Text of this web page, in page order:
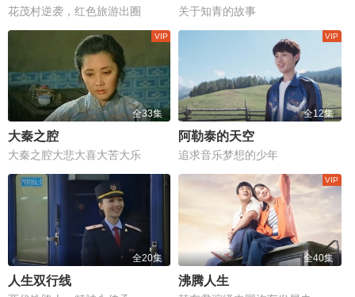
花茂村逆袭，红色旅游出圈 关于知青的故事
全33集
大秦之腔
大秦之腔大悲大喜大苦大乐
全12集
阿勒泰的天空
追求音乐梦想的少年
全20集
人生双行线
全40集
沸腾人生